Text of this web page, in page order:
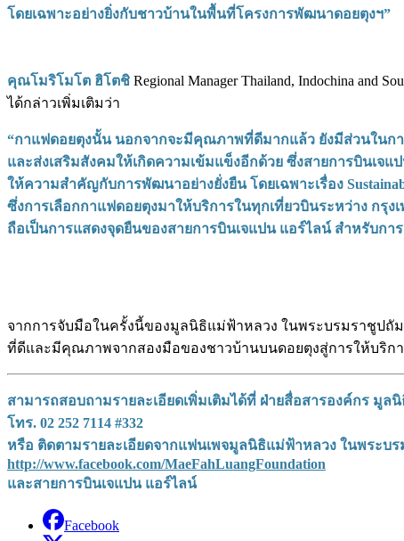
โดยเฉพาะอย่างยิ่งกับชาวบ้านในพื้นที่โครงการพัฒนาดอยตุงฯ”
คุณโมริโมโต ฮิโตชิ Regional Manager Thailand, Indochina and
ได้กล่าวเพิ่มเติมว่า
“กาแฟดอยตุงนั้น นอกจากจะมีคุณภาพที่ดีมากแล้ว ยังมีส่วนในก
และส่งเสริมสังคมให้เกิดความเข้มแข็งอีกด้วย ซึ่งสายการบินเจแ
ให้ความสำคัญกับการพัฒนาอย่างยั่งยืน โดยเฉพาะเรื่อง
ซึ่งการเลือกกาแฟดอยตุงมาให้บริการในทุกเที่ยวบินระหว่าง กรุง
ถือเป็นการแสดงจุดยืนของสายการบินเจแปน แอร์ไลน์ สำหรับกา
จากการจับมือในครั้งนี้ของมูลนิธิแม่ฟ้าหลวง ในพระบรมราชูปถั
ที่ดีและมีคุณภาพจากสองมือของชาวบ้านบนดอยตุงสู่การให้บริก
สามารถสอบถามรายละเอียดเพิ่มเติมได้ที่ ฝ่ายสื่อสารองค์กร มูล
โทร. 02 252 7114 #332
หรือ ติดตามรายละเอียดจากแฟนเพจมูลนิธิแม่ฟ้าหลวง ในพระบ
http://www.facebook.com/MaeFahLuangFoundation
และสายการบินเจแปน แอร์ไลน์
Facebook